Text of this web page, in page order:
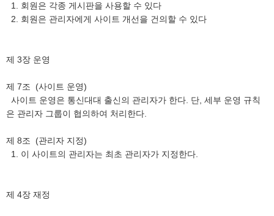
1. 회원은 각종 게시판을 사용할 수 있다
2. 회원은 관리자에게 사이트 개선을 건의할 수 있다
제 3장 운영
제 7조 (사이트 운영)
사이트 운영은 통신대대 출신의 관리자가 한다. 단, 세부 운영 규칙
은 관리자 그룹이 협의하여 처리한다.
제 8조 (관리자 지정)
1. 이 사이트의 관리자는 최초 관리자가 지정한다.
제 4장 재정